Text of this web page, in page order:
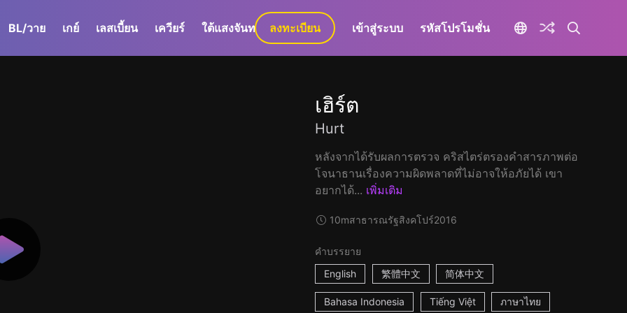
BL/วาย เกย์ เลสเบี้ยน เควียร์ ใต้แสงจันทร์ GaLa+
ลงทะเบียน เข้าสู่ระบบ รหัสโปรโมชั่น
เฮิร์ต
Hurt
หลังจากได้รับผลการตรวจ คริสไตร่ตรองคำสารภาพต่อ
โจนาธานเรื่องความผิดพลาดที่ไม่อาจให้อภัยได้ เขา
อยากได้... เพิ่มเติม
10mสาธารณรัฐสิงคโปร์2016
คำบรรยาย
English
繁體中文 简体中文
Bahasa Indonesia Tiếng Việt ภาษาไทย